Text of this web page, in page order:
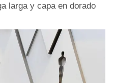
larga y capa en dorado